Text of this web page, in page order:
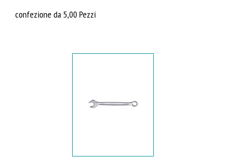
confezione da 5,00 Pezzi